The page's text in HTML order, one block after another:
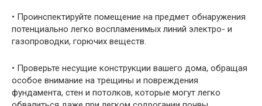
• Проинспектируйте помещение на предмет обнаружения
потен­циально легко воспламенимых линий электро- и
газопровод­ки, горючих веществ.
• Проверьте несущие конструкции вашего дома, обращая
осо­бое внимание на трещины и повреждения
фундамента, стен и потолков, которые могут легко